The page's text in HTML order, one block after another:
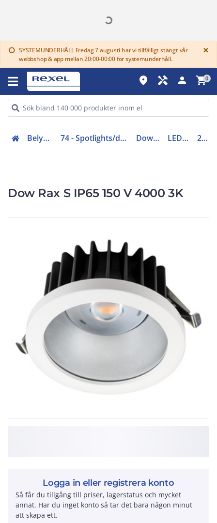
info SYSTEMUNDERHÅLL Fredag 7 augusti har vi tillfälligt stängt vår
webbshop & app mellan 20:00-00:00 för systemunderhåll.
×
place handyman person shopping_cart0
Belysning (70-83) 74 - Spotlights/downlights/kontaktskenor Downlights LED LED XL 12-42W 212750
Dow Rax S IP65 150 V 4000 3K
Logga in eller registrera konto
Så får du tillgång till priser, lagerstatus och mycket
annat. Har du inget konto så tar det bara någon minut
att skapa ett.